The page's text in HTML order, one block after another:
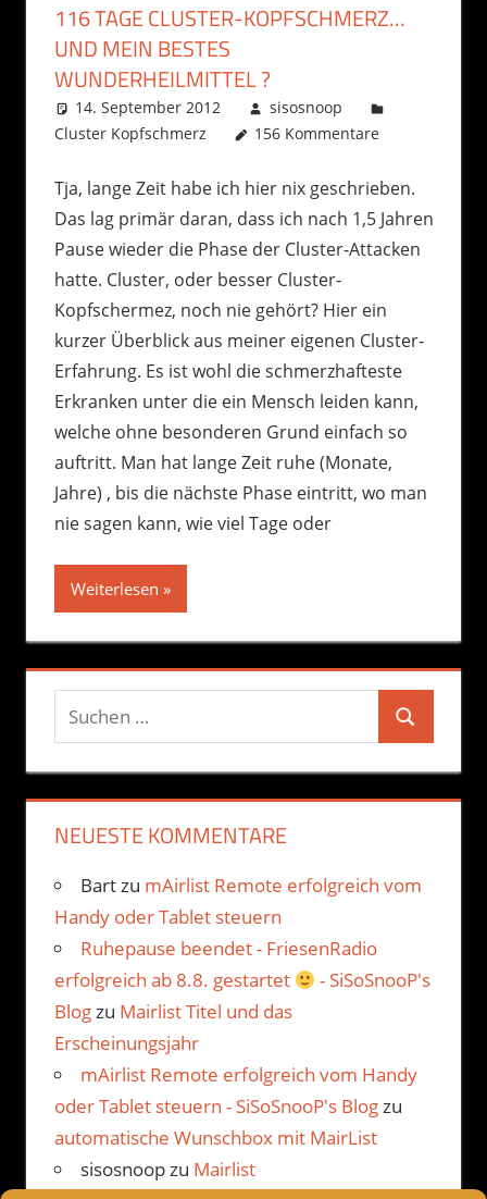
116 TAGE CLUSTER-KOPFSCHMERZ…
UND MEIN BESTES
WUNDERHEILMITTEL ?
14. September 2012
sisosnoop
Cluster Kopfschmerz
156 Kommentare
Tja, lange Zeit habe ich hier nix geschrieben.
Das lag primär daran, dass ich nach 1,5 Jahren
Pause wieder die Phase der Cluster-Attacken
hatte. Cluster, oder besser Cluster-
Kopfschermez, noch nie gehört? Hier ein
kurzer Überblick aus meiner eigenen Cluster-
Erfahrung. Es ist wohl die schmerzhafteste
Erkranken unter die ein Mensch leiden kann,
welche ohne besonderen Grund einfach so
auftritt. Man hat lange Zeit ruhe (Monate,
Jahre) , bis die nächste Phase eintritt, wo man
nie sagen kann, wie viel Tage oder
Weiterlesen
Suchen
nach:
Suchen
NEUESTE KOMMENTARE
Bartzu mAirlist Remote erfolgreich vom
Handy oder Tablet steuern
Ruhepause beendet - FriesenRadio
erfolgreich ab 8.8. gestartet
- SiSoSnooP's
Blogzu Mairlist Titel und das
Erscheinungsjahr
mAirlist Remote erfolgreich vom Handy
oder Tablet steuern - SiSoSnooP's Blogzu
automatische Wunschbox mit MairList
sisosnoopzu Mairlist